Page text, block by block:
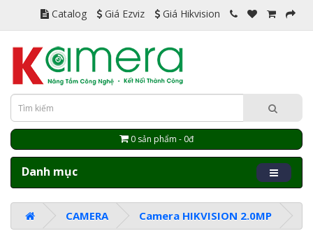
Catalog Giá Ezviz Giá Hikvision
0 sản phẩm - 0đ
Danh mục
CAMERA Camera HIKVISION 2.0MP